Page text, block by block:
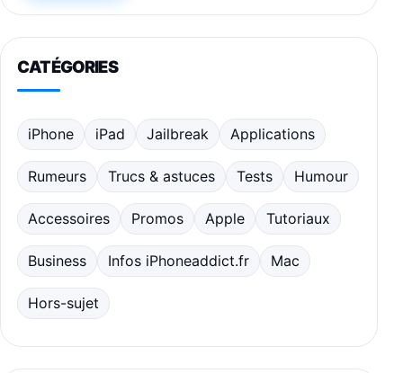
CATÉGORIES
iPhone iPad Jailbreak Applications
Rumeurs Trucs & astuces Tests Humour
Accessoires Promos Apple Tutoriaux
Business Infos iPhoneaddict.fr Mac
Hors-sujet